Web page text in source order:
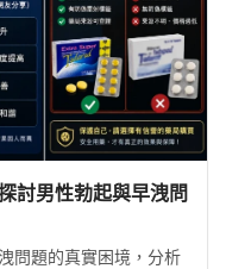
討男性勃起與早洩問
問題的真實困境，分析